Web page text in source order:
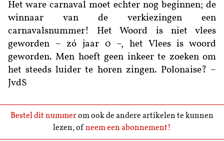
Het ware carnaval moet echter nog beginnen; de
winnaar van de verkiezingen een
carnavalsnummer! Het Woord is niet vlees
geworden – zó jaar 0 –, het Vlees is woord
geworden. Men hoeft geen inkeer te zoeken om
het steeds luider te horen zingen. Polonaise? –
JvdS
Bestel dit nummerom ook de andere artikelen te kunnen
lezen, ofneem een abonnement!